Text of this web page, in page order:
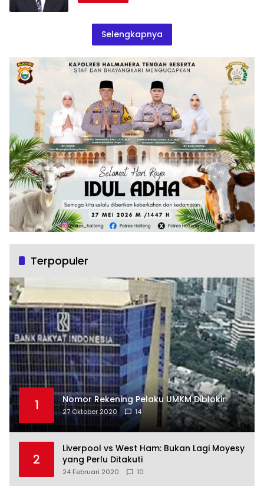
Selengkapnya
Terpopuler
1 Nomor Rekening Pelaku UMKM Diblokir
27 Oktober 2020 14
2
Liverpool vs West Ham: Bukan Lagi Moyesy
yang Perlu Ditakuti
24 Februari 2020 10